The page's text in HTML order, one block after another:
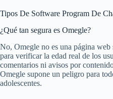
Tipos De Software Program De
¿Qué tan segura es Omegle?
No, Omegle no es una página
para verificar la edad real de los
comentarios ni avisos por
Omegle supone un peligro para
adolescentes.